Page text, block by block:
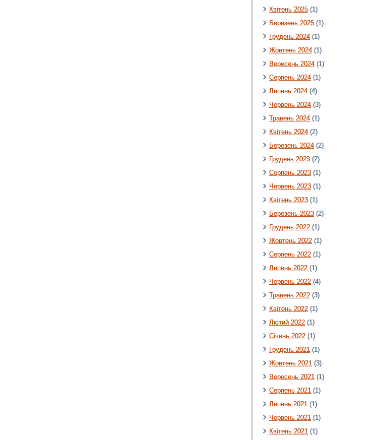
Квітень 2025 (1)
Березень 2025 (1)
Грудень 2024 (1)
Жовтень 2024 (1)
Вересень 2024 (1)
Серпень 2024 (1)
Липень 2024 (4)
Червень 2024 (3)
Травень 2024 (1)
Квітень 2024 (2)
Березень 2024 (2)
Грудень 2023 (2)
Серпень 2023 (1)
Червень 2023 (1)
Квітень 2023 (1)
Березень 2023 (2)
Грудень 2022 (1)
Жовтень 2022 (1)
Серпень 2022 (1)
Липень 2022 (1)
Червень 2022 (4)
Травень 2022 (3)
Квітень 2022 (1)
Лютий 2022 (1)
Січень 2022 (1)
Грудень 2021 (1)
Жовтень 2021 (3)
Вересень 2021 (1)
Серпень 2021 (1)
Липень 2021 (1)
Червень 2021 (1)
Квітень 2021 (1)